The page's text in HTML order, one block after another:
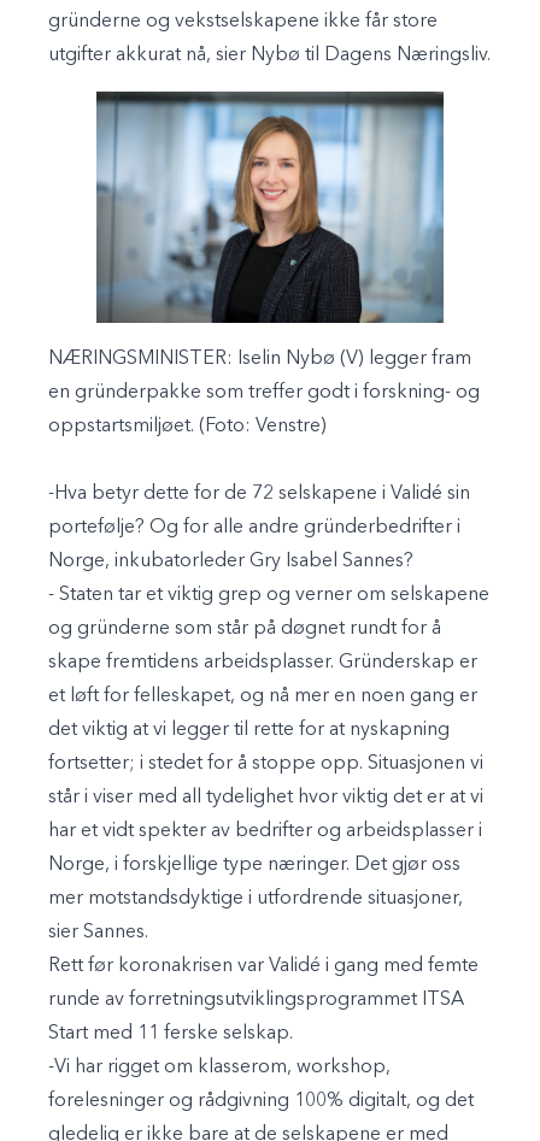
gründerne og vekstselskapene ikke får store
utgifter akkurat nå, sier Nybø til Dagens Næringsliv.
NÆRINGSMINISTER: Iselin Nybø (V) legger fram
en gründerpakke som treffer godt i forskning- og
oppstartsmiljøet. (Foto: Venstre)
-Hva betyr dette for de 72 selskapene i Validé sin
portefølje? Og for alle andre gründerbedrifter i
Norge, inkubatorleder Gry Isabel Sannes?
- Staten tar et viktig grep og verner om selskapene
og gründerne som står på døgnet rundt for å
skape fremtidens arbeidsplasser. Gründerskap er
et løft for felleskapet, og nå mer en noen gang er
det viktig at vi legger til rette for at nyskapning
fortsetter; i stedet for å stoppe opp. Situasjonen vi
står i viser med all tydelighet hvor viktig det er at vi
har et vidt spekter av bedrifter og arbeidsplasser i
Norge, i forskjellige type næringer. Det gjør oss
mer motstandsdyktige i utfordrende situasjoner,
sier Sannes.
Rett før koronakrisen var Validé i gang med femte
runde av forretningsutviklingsprogrammet ITSA
Start med 11 ferske selskap.
-Vi har rigget om klasserom, workshop,
forelesninger og rådgivning 100% digitalt, og det
gledelig er ikke bare at de selskapene er med